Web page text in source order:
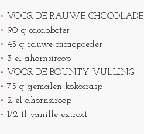
VOOR DE RAUWE CHOCOLADE
90 g cacaoboter
45 g rauwe cacaopoeder
3 el ahornsiroop
VOOR DE BOUNTY VULLING
75 g gemalen kokosrasp
2 el ahornsiroop
1/2 tl vanille extract